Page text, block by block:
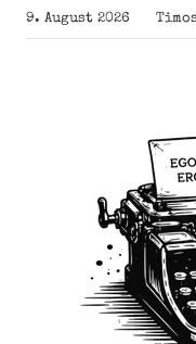
Zum
Inhalt
9. August 2026